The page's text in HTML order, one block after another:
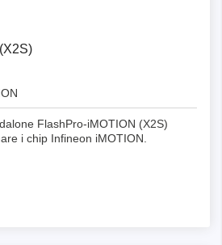
FlashPro-iMOTION (X2S)
i chip Infineon iMOTION.